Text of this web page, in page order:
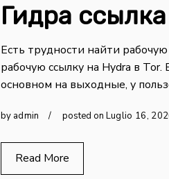
Гидра
Есть трудности найти
рабочую ссылку на Hydra в
основном на выходные, у
by admin posted on Luglio 16,
Read More